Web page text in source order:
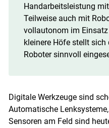
Handarbeitsleistung
Teilweise auch mit
vollautonom im
kleinere Höfe stellt sich
Roboter sinnvoll
Digitale Werkzeuge sind
Automatische
Sensoren am Feld sind